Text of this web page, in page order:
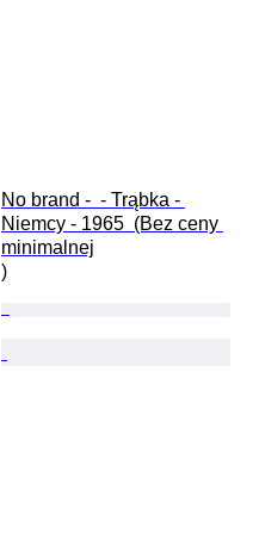
No brand -  - Trąbka -
Niemcy - 1965  (Bez ceny
minimalnej
)